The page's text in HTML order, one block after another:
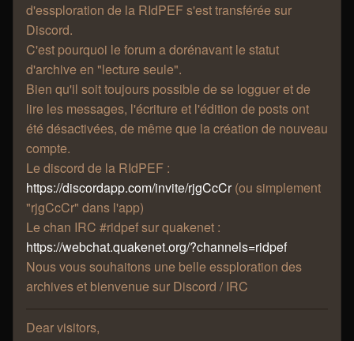
d'essploration de la RIdPEF s'est transférée sur
Discord.
C'est pourquoi le forum a dorénavant le statut
d'archive en "lecture seule".
Bien qu'il soit toujours possible de se logguer et de
lire les messages, l'écriture et l'édition de posts ont
été désactivées, de même que la création de nouveau
compte.
Le discord de la RIdPEF :
https://discordapp.com/invite/rjgCcCr(ou simplement
"rjgCcCr" dans l'app)
Le chan IRC #ridpef sur quakenet :
https://webchat.quakenet.org/?channels=ridpef
Nous vous souhaitons une belle essploration des
archives et bienvenue sur Discord / IRC
Dear visitors,